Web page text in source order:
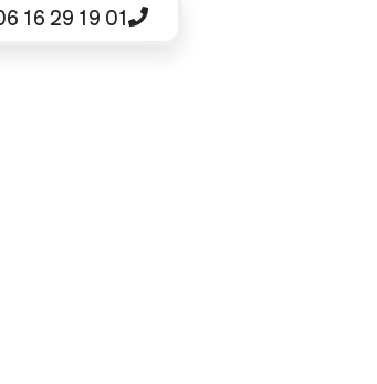
16 29 19 01